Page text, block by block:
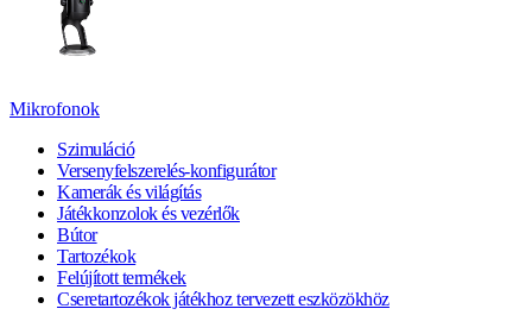
Mikrofonok
Szimuláció
Versenyfelszerelés-konfigurátor
Kamerák és világítás
Játékkonzolok és vezérlők
Bútor
Tartozékok
Felújított termékek
Cseretartozékok játékhoz tervezett eszközökhöz